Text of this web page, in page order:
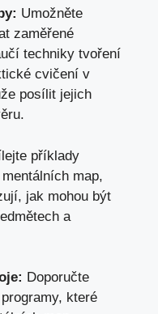
Umožněte
zaměřené
techniky tvoření
cvičení v
posílit jejich
příklady
map,
jak mohou být
a
Doporučte
které